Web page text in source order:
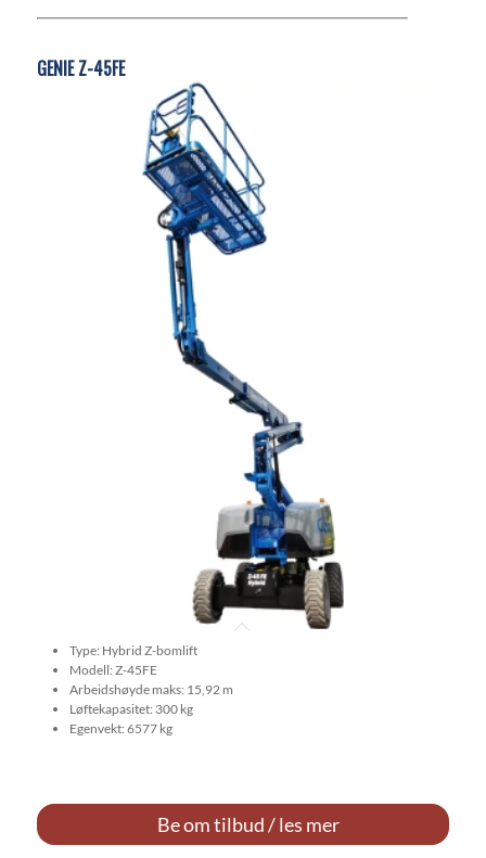
GENIE Z-45FE
Type: Hybrid Z-bomlift
Modell: Z-45FE
Arbeidshøyde maks: 15,92 m
Løftekapasitet: 300 kg
Egenvekt: 6577 kg
Be om tilbud / les mer